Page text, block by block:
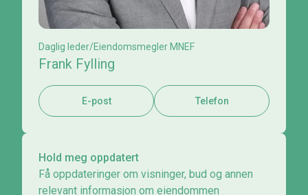
Daglig leder/Eiendomsmegler MNEF
Frank Fylling
E-post Telefon
Hold meg oppdatert
Få oppdateringer om visninger, bud og annen
relevant informasjon om eiendommen